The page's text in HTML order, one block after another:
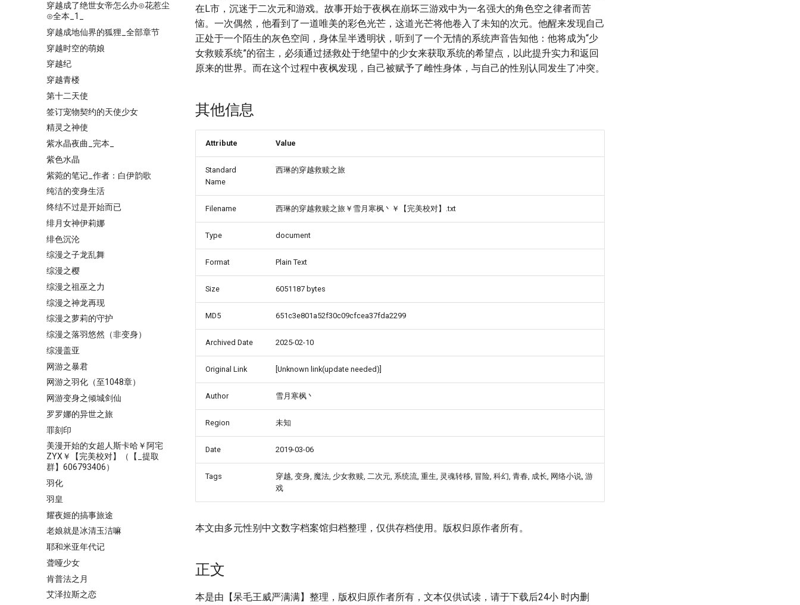
穿越成了绝世女帝怎么办⊙花惹尘
⊙全本_1_
穿越成地仙界的狐狸_全部章节
穿越时空的萌娘
穿越纪
穿越青楼
第十二天使
签订宠物契约的天使少女
精灵之神使
紫水晶夜曲_完本_
紫色水晶
紫菀的笔记_作者：白伊韵歌
纯洁的变身生活
终结不过是开始而已
绯月女神伊莉娜
绯色沉沦
综漫之子龙乱舞
综漫之樱
综漫之祖巫之力
综漫之神龙再现
综漫之萝莉的守护
综漫之落羽悠然（非变身）
综漫盖亚
网游之暴君
网游之羽化（至1048章）
网游变身之倾城剑仙
罗罗娜的异世之旅
罪刻印
美漫开始的女超人斯卡哈￥阿宅
ZYX￥【完美校对】（【_提取
群】606793406）
羽化
羽皇
耀夜姬的搞事旅途
老娘就是冰清玉洁嘛
耶和米亚年代记
聋哑少女
肯普法之月
艾泽拉斯之恋
在L市，沉迷于二次元和游戏。故事开始于夜枫在崩坏三游戏中为一名强大的角色空之律者而苦
恼。一次偶然，他看到了一道唯美的彩色光芒，这道光芒将他卷入了未知的次元。他醒来发现自己
正处于一个陌生的灰色空间，身体呈半透明状，听到了一个无情的系统声音告知他：他将成为“少
女救赎系统”的宿主，必须通过拯救处于绝望中的少女来获取系统的希望点，以此提升实力和返回
原来的世界。而在这个过程中夜枫发现，自己被赋予了雌性身体，与自己的性别认同发生了冲突。
其他信息
Attribute Value
Standard
Name
西琳的穿越救赎之旅
Filename 西琳的穿越救赎之旅￥雪月寒枫丶￥【完美校对】.txt
Type document
Format Plain Text
Size 6051187 bytes
MD5 651c3e801a52f30c09cfcea37fda2299
Archived Date 2025-02-10
Original Link [Unknown link(update needed)]
Author 雪月寒枫丶
Region 未知
Date 2019-03-06
Tags
穿越, 变身, 魔法, 少女救赎, 二次元, 系统流, 重生, 灵魂转移, 冒险, 科幻, 青春, 成长, 网络小说, 游
戏
本文由多元性别中文数字档案馆归档整理，仅供存档使用。版权归原作者所有。
正文
本是由【呆毛王威严满满】整理，版权归原作者所有，文本仅供试读，请于下载后24小 时内删